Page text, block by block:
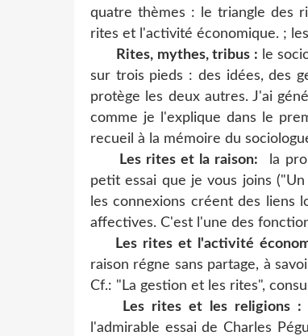
quatre thèmes : le triangle des
rites et l'activité économique. ;
Rites, mythes, tribus : le
sur trois pieds : des idées, des
protège les deux autres. J'ai
comme je l'explique dans le
recueil à la mémoire du
Les rites et la raison:
la
petit essai que je vous joins
les connexions créent des liens
affectives. C'est l'une des
Les rites et l'activité
raison régne sans partage, à
Cf.: "La gestion et les rites",
Les rites et les religions :
l'admirable essai de Charles